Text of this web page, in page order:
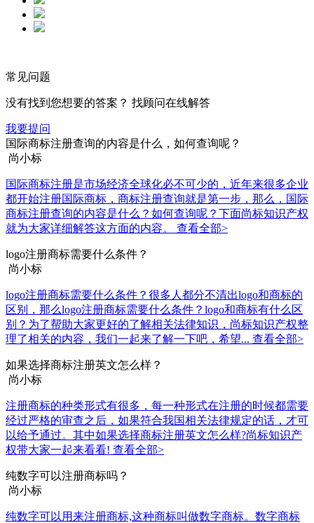
常见问题
没有找到您想要的答案？ 找顾问在线解答
我要提问
国际商标注册查询的内容是什么，如何查询呢？
尚小标
国际商标注册是市场经济全球化必不可少的，近年来很多企业
都开始注册国际商标，商标注册查询就是第一步，那么，国际
商标注册查询的内容是什么？如何查询呢？下面尚标知识产权
就为大家详细解答这方面的内容。 查看全部>
logo注册商标需要什么条件？
尚小标
logo注册商标需要什么条件？很多人都分不清出logo和商标的
区别，那么logo注册商标需要什么条件？logo和商标有什么区
别？为了帮助大家更好的了解相关法律知识，尚标知识产权整
理了相关的内容，我们一起来了解一下吧，希望... 查看全部>
如果选择商标注册英文怎么样？
尚小标
注册商标的种类形式有很多，每一种形式在注册的时候都需要
经过严格的审查之后，如果符合我国相关法律规定的话，才可
以给予通过。其中如果选择商标注册英文怎么样?尚标知识产
权带大家一起来看看! 查看全部>
纯数字可以注册商标吗？
尚小标
纯数字可以用来注册商标,这种商标叫做数字商标。数字商标